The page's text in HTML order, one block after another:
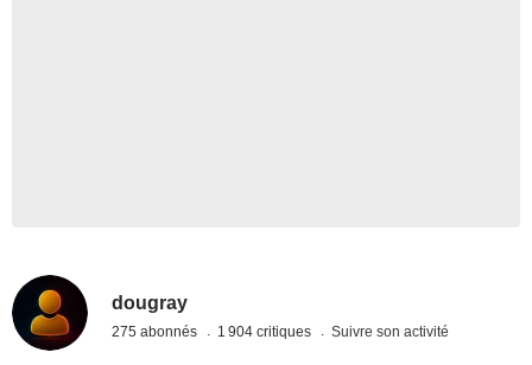
dougray
275 abonnés 1 904 critiques Suivre son activité